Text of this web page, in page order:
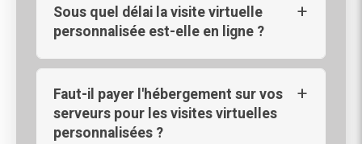
Sous quel délai la visite virtuelle
personnalisée est-elle en ligne ?
Faut-il payer l'hébergement sur vos
serveurs pour les visites virtuelles
personnalisées ?